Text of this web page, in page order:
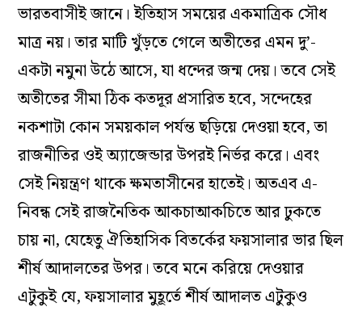
ভারতবাসীই জানে। ইতিহাস সময়ের একমাত্রিক সৌধ
মাত্র নয়। তার মাটি খুঁড়তে গেলে অতীতের এমন দু’-
একটা নমুনা উঠে আসে, যা ধন্দের জন্ম দেয়। তবে সেই
অতীতের সীমা ঠিক কতদূর প্রসারিত হবে, সন্দেহের
নকশাটা কোন সময়কাল পর্যন্ত ছড়িয়ে দেওয়া হবে, তা
রাজনীতির ওই অ্যাজেন্ডার উপরই নির্ভর করে। এবং
সেই নিয়ন্ত্রণ থাকে ক্ষমতাসীনের হাতেই। অতএব এ-
নিবন্ধ সেই রাজনৈতিক আকচাআকচিতে আর ঢুকতে
চায় না, যেহেতু ঐতিহাসিক বিতর্কের ফয়সালার ভার ছিল
শীর্ষ আদালতের উপর। তবে মনে করিয়ে দেওয়ার
এটুকুই যে, ফয়সালার মুহূর্তে শীর্ষ আদালত এটুকুও